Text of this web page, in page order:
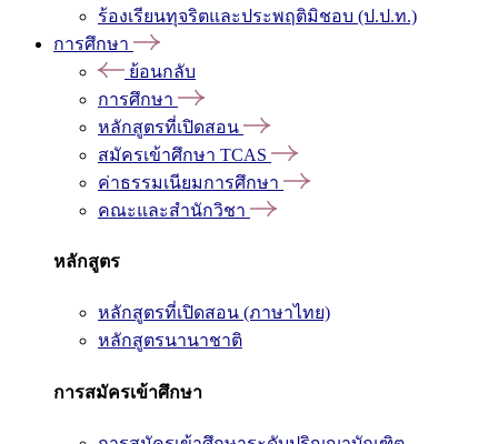
ร้องเรียนทุจริตและประพฤติมิชอบ (ป.ป.ท.)
การศึกษา
ย้อนกลับ
การศึกษา
หลักสูตรที่เปิดสอน
สมัครเข้าศึกษา TCAS
ค่าธรรมเนียมการศึกษา
คณะและสำนักวิชา
หลักสูตร
หลักสูตรที่เปิดสอน (ภาษาไทย)
หลักสูตรนานาชาติ
การสมัครเข้าศึกษา